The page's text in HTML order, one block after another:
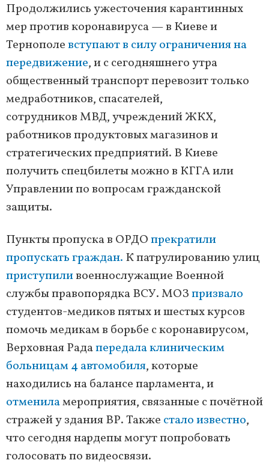
Продолжились ужесточения карантинных
мер против коронавируса — в Киеве и
Тернополевступают в силу ограничения на
передвижение, и с сегодняшнего утра
общественный транспорт перевозит только
медработников, спасателей,
сотрудников МВД, учреждений ЖКХ,
работников продуктовых магазинов и
стратегических предприятий. В Киеве
получить спецбилеты можно в КГГА или
Управлении по вопросам гражданской
защиты.
Пункты пропуска в ОРДОпрекратили
пропускать граждан. К патрулированию улиц
приступиливоеннослужащие Военной
службы правопорядка ВСУ. МОЗпризвало
студентов-медиков пятых и шестых курсов
помочь медикам в борьбе с коронавирусом,
Верховная Радапередала клиническим
больницам 4 автомобиля, которые
находились на балансе парламента, и
отмениламероприятия, связанные с почётной
стражей у здания ВР. Также стало известно,
что сегодня нардепы могут попробовать
голосовать по видеосвязи.